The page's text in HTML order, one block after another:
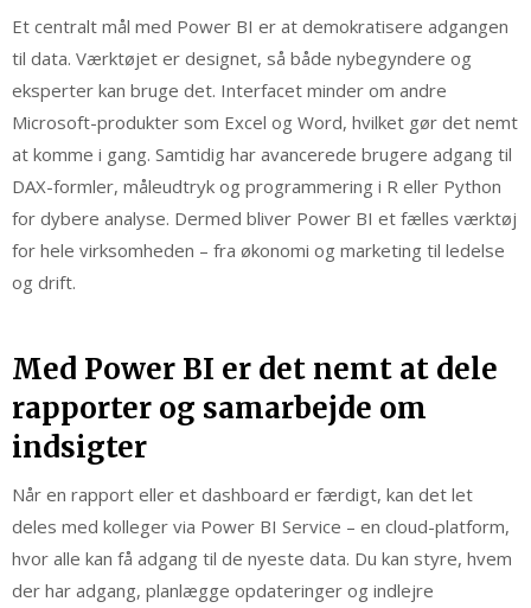
Et centralt mål med Power BI er at demokratisere adgangen
til data. Værktøjet er designet, så både nybegyndere og
eksperter kan bruge det. Interfacet minder om andre
Microsoft-produkter som Excel og Word, hvilket gør det nemt
at komme i gang. Samtidig har avancerede brugere adgang til
DAX-formler, måleudtryk og programmering i R eller Python
for dybere analyse. Dermed bliver Power BI et fælles værktøj
for hele virksomheden – fra økonomi og marketing til ledelse
og drift.
Med Power BI er det nemt at dele
rapporter og samarbejde om
indsigter
Når en rapport eller et dashboard er færdigt, kan det let
deles med kolleger via Power BI Service – en cloud-platform,
hvor alle kan få adgang til de nyeste data. Du kan styre, hvem
der har adgang, planlægge opdateringer og indlejre